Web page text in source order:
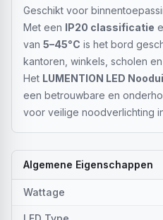
Geschikt voor
Met een IP20 classificatie
van 5–45°C is het bord
kantoren, winkels, scholen
Het LUMENTION LED
een betrouwbare en
voor veilige noodverlichting
Algemene Eigenschappen
Wattage